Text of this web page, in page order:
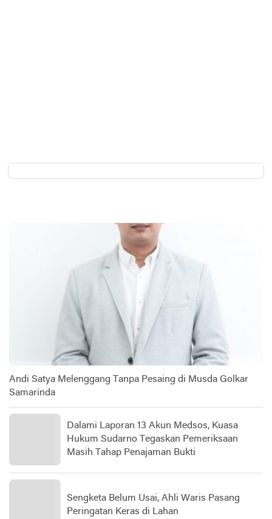
Andi Satya Melenggang Tanpa Pesaing di Musda Golkar
Samarinda
Dalami Laporan 13 Akun Medsos, Kuasa
Hukum Sudarno Tegaskan Pemeriksaan
Masih Tahap Penajaman Bukti
Sengketa Belum Usai, Ahli Waris Pasang
Peringatan Keras di Lahan